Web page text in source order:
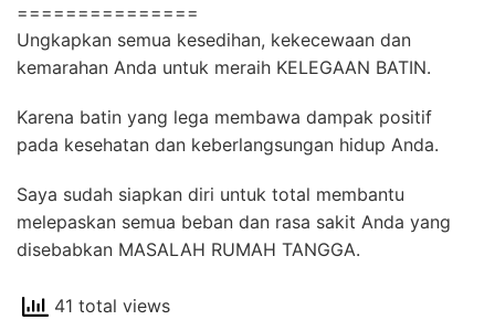
===============
Ungkapkan semua kesedihan, kekecewaan dan
kemarahan Anda untuk meraih KELEGAAN BATIN.
Karena batin yang lega membawa dampak positif
pada kesehatan dan keberlangsungan hidup Anda.
Saya sudah siapkan diri untuk total membantu
melepaskan semua beban dan rasa sakit Anda yang
disebabkan MASALAH RUMAH TANGGA.
41 total views